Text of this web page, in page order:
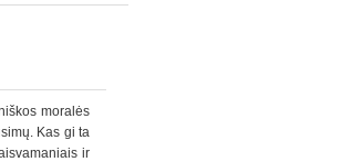
moralės
Kas gi ta
ir